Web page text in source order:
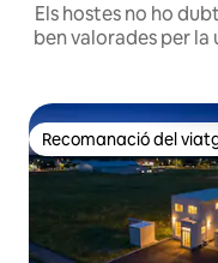
Els hostes no ho
ben valorades per
Recomanació del
Recomanació del